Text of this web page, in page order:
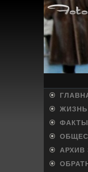
ФАКТЫ
АРХИВ